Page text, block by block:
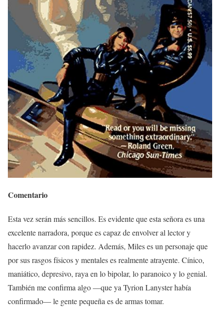
Comentario
Esta vez serán más sencillos. Es evidente que esta señora es una
excelente narradora, porque es capaz de envolver al lector y
hacerlo avanzar con rapidez. Además, Miles es un personaje que
por sus rasgos físicos y mentales es realmente atrayente. Cínico,
maniático, depresivo, raya en lo bipolar, lo paranoico y lo genial.
También me confirma algo —que ya Tyrion Lanyster había
confirmado— le gente pequeña es de armas tomar.